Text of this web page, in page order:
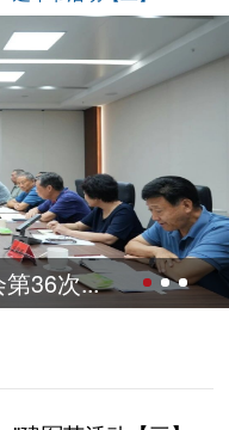
36次...